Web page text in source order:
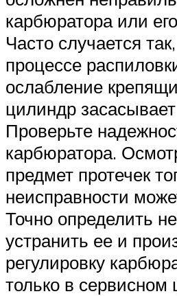
карбюратора или
Часто случается
процессе
ослабление
цилиндр
Проверьте
карбюратора.
предмет протечек
неисправности
Точно определить
устранить ее и
регулировку
только в сервисном